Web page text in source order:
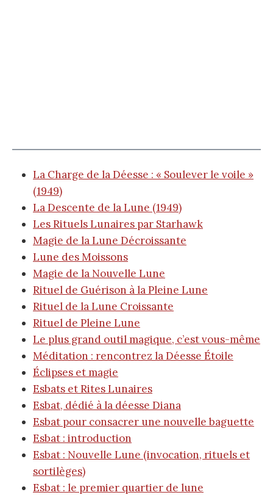
La Charge de la Déesse : « Soulever le voile »
(1949)
La Descente de la Lune (1949)
Les Rituels Lunaires par Starhawk
Magie de la Lune Décroissante
Lune des Moissons
Magie de la Nouvelle Lune
Rituel de Guérison à la Pleine Lune
Rituel de la Lune Croissante
Rituel de Pleine Lune
Le plus grand outil magique, c’est vous-même
Méditation : rencontrez la Déesse Étoile
Éclipses et magie
Esbats et Rites Lunaires
Esbat, dédié à la déesse Diana
Esbat pour consacrer une nouvelle baguette
Esbat : introduction
Esbat : Nouvelle Lune (invocation, rituels et
sortilèges)
Esbat : le premier quartier de lune